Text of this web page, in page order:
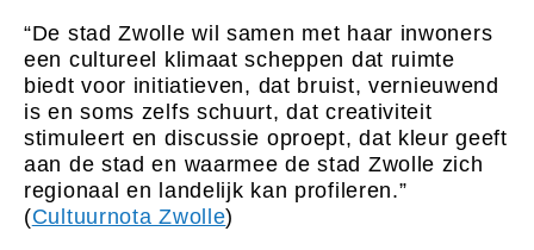
“De stad Zwolle wil samen met haar inwoners
een cultureel klimaat scheppen dat ruimte
biedt voor initiatieven, dat bruist, vernieuwend
is en soms zelfs schuurt, dat creativiteit
stimuleert en discussie oproept, dat kleur geeft
aan de stad en waarmee de stad Zwolle zich
regionaal en landelijk kan profileren.”
(Cultuurnota Zwolle)